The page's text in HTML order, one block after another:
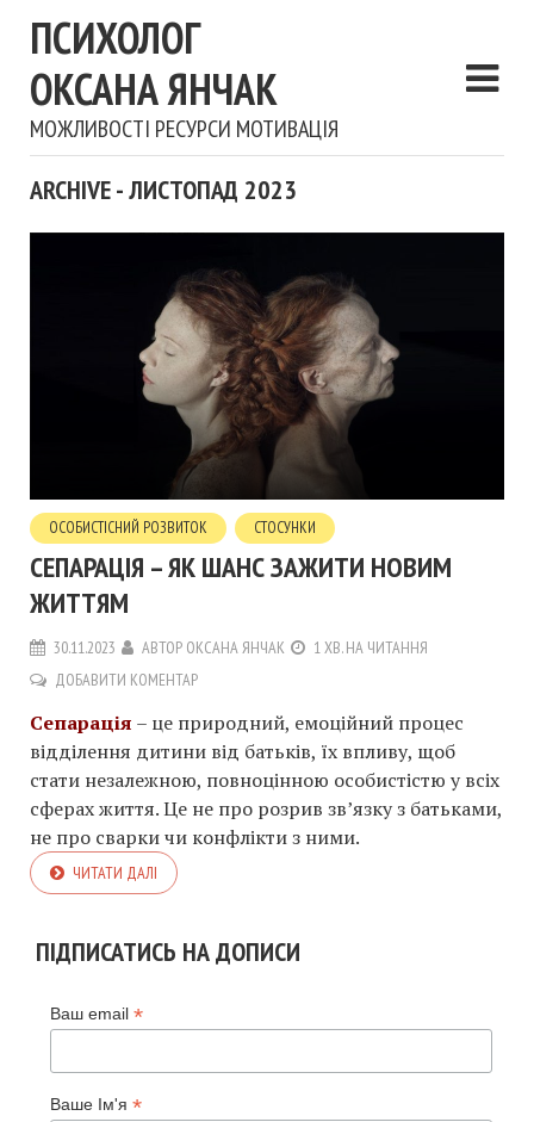
ПСИХОЛОГ
ОКСАНА ЯНЧАК
МОЖЛИВОСТІ РЕСУРСИ МОТИВАЦІЯ
ARCHIVE - ЛИСТОПАД 2023
ОСОБИСТІСНИЙ РОЗВИТОК СТОСУНКИ
СЕПАРАЦІЯ – ЯК ШАНС ЗАЖИТИ НОВИМ
ЖИТТЯМ
30.11.2023 АВТОР ОКСАНА ЯНЧАК
1 ХВ. НА ЧИТАННЯ
ДОБАВИТИ КОМЕНТАР
Сепарація – це природний, емоційний процес
відділення дитини від батьків, їх впливу, щоб
стати незалежною, повноцінною особистістю у всіх
сферах життя. Це не про розрив зв’язку з батьками,
не про сварки чи конфлікти з ними.
ЧИТАТИ ДАЛІ
ПІДПИСАТИСЬ НА ДОПИСИ
Ваш email *
Ваше Ім'я *